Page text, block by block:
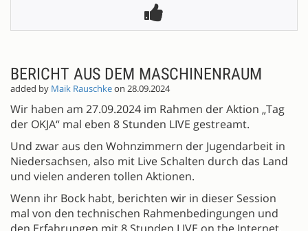
BERICHT AUS DEM MASCHINENRAUM
added by Maik Rauschkeon 28.09.2024
Wir haben am 27.09.2024 im Rahmen der Aktion „Tag
der OKJA“ mal eben 8 Stunden LIVE gestreamt.
Und zwar aus den Wohnzimmern der Jugendarbeit in
Niedersachsen, also mit Live Schalten durch das Land
und vielen anderen tollen Aktionen.
Wenn ihr Bock habt, berichten wir in dieser Session
mal von den technischen Rahmenbedingungen und